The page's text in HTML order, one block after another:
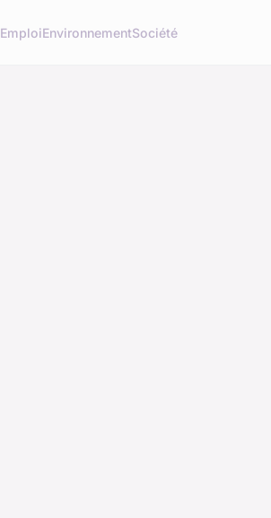
EmploiEnvironnementSociété